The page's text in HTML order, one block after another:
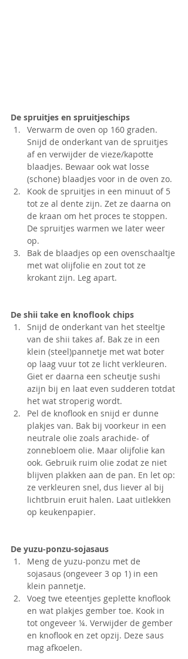
De spruitjes en spruitjeschips
Verwarm de oven op 160 graden.
Snijd de onderkant van de spruitjes
af en verwijder de vieze/kapotte
blaadjes. Bewaar ook wat losse
(schone) blaadjes voor in de oven zo.
Kook de spruitjes in een minuut of 5
tot ze al dente zijn. Zet ze daarna on
de kraan om het proces te stoppen.
De spruitjes warmen we later weer
op.
Bak de blaadjes op een ovenschaaltje
met wat olijfolie en zout tot ze
krokant zijn. Leg apart.
De shii take en knoflook chips
Snijd de onderkant van het steeltje
van de shii takes af. Bak ze in een
klein (steel)pannetje met wat boter
op laag vuur tot ze licht verkleuren.
Giet er daarna een scheutje sushi
azijn bij en laat even sudderen totdat
het wat stroperig wordt.
Pel de knoflook en snijd er dunne
plakjes van. Bak bij voorkeur in een
neutrale olie zoals arachide- of
zonnebloem olie. Maar olijfolie kan
ook. Gebruik ruim olie zodat ze niet
blijven plakken aan de pan. En let op:
ze verkleuren snel, dus liever al bij
lichtbruin eruit halen. Laat uitlekken
op keukenpapier.
De yuzu-ponzu-sojasaus
Meng de yuzu-ponzu met de
sojasaus (ongeveer 3 op 1) in een
klein pannetje.
Voeg twe eteentjes geplette knoflook
en wat plakjes gember toe. Kook in
tot ongeveer ¼. Verwijder de gember
en knoflook en zet opzij. Deze saus
mag afkoelen.